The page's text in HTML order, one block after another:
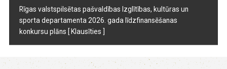
Rīgas valstspilsētas pašvaldības Izglītības, kultūras un
sporta departamenta 2026. gada līdzfinansēšanas
konkursu plāns [ Klausīties ]